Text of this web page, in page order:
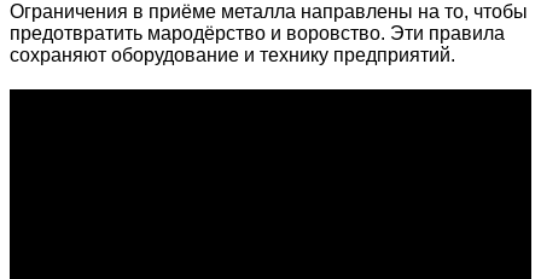
Ограничения в приёме металла направлены на то, чтобы
предотвратить мародёрство и воровство. Эти правила
сохраняют оборудование и технику предприятий.